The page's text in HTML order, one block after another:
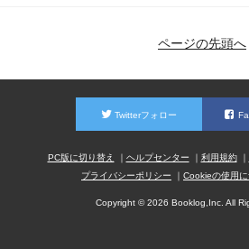
ページの先頭へ
Twitterフォロー
PC版に切り替え ヘルプセンター 利用規約
プライバシーポリシー
Cookieの使用に
Copyright © 2026 Booklog,Inc. All